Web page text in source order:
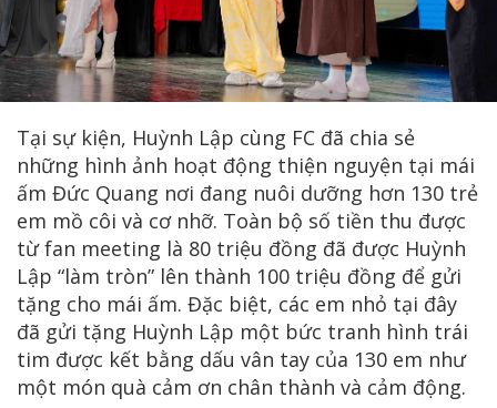
Tại sự kiện, Huỳnh Lập cùng FC đã chia sẻ
những hình ảnh hoạt động thiện nguyện tại mái
ấm Đức Quang nơi đang nuôi dưỡng hơn 130 trẻ
em mồ côi và cơ nhỡ. Toàn bộ số tiền thu được
từ fan meeting là 80 triệu đồng đã được Huỳnh
Lập “làm tròn” lên thành 100 triệu đồng để gửi
tặng cho mái ấm. Đặc biệt, các em nhỏ tại đây
đã gửi tặng Huỳnh Lập một bức tranh hình trái
tim được kết bằng dấu vân tay của 130 em như
một món quà cảm ơn chân thành và cảm động.